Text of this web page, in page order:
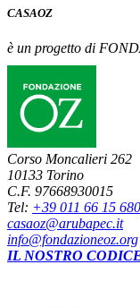
CASAOZ
è un progetto di
Corso Moncalieri 262
10133 Torino
C.F. 97668930015
Tel: +39 011 66 15 680
casaoz@arubapec.it
info@fondazioneoz.org
IL NOSTRO